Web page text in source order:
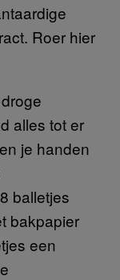
Roer hier
alles tot er
je handen
balletjes
bakpapier
een